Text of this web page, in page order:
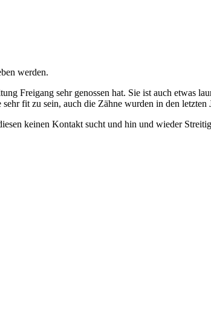
werden.
Freigang sehr genossen hat. Sie ist auch etwas
fit zu sein, auch die Zähne wurden in den
keinen Kontakt sucht und hin und wieder